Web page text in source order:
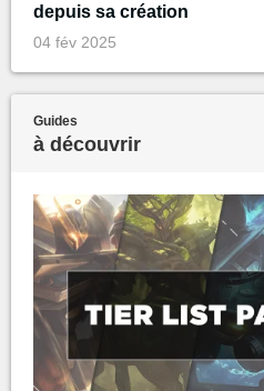
depuis sa création
04 fév 2025
Guides
à découvrir